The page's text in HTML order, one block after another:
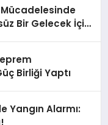
Mücadelesinde
Bir Gelecek İçin
Birliği Yaptı
Yangın Alarmı: